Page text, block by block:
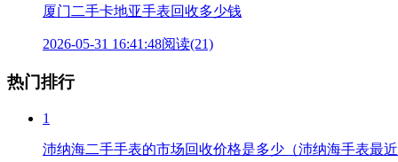
厦门二手卡地亚手表回收多少钱
2026-05-31 16:41:48阅读(21)
热门排行
1
沛纳海二手手表的市场回收价格是多少（沛纳海手表最近